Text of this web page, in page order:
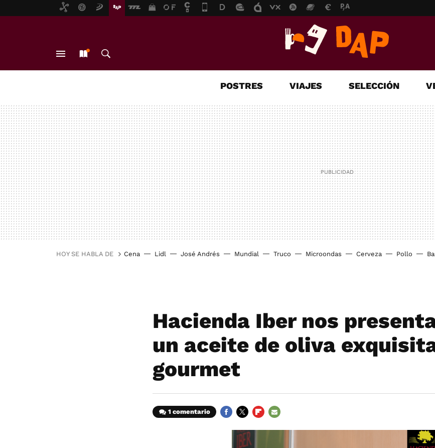
POSTRES VIAJES SELECCIÓN
HOY SE HABLA DE Cena Lidl José Andrés Mundial Truco Microondas Cerveza Pollo
Hacienda Iber nos
un aceite de oliva
gourmet
1 comentario